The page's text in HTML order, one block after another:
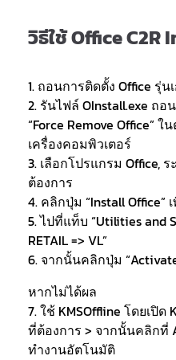
วิธีใช้ Office C2R
1. ถอนการติดตั้ง Office รุ่
2. รันไฟล์ OInstall.exe ถ
“Force Remove Office”
เครื่องคอมพิวเตอร์
3. เลือกโปรแกรม Office,
ต้องการ
4. คลิกปุ่ม “Install Office”
5. ไปที่แท็บ “Utilities and
RETAIL => VL”
6. จากนั้นคลิกปุ่ม
หากไม่ได้ผล
7. ใช้ KMSOffline โดยเปิด
ที่ต้องการ > จากนั้นคลิกที่
ทำงานอัตโนมัติ